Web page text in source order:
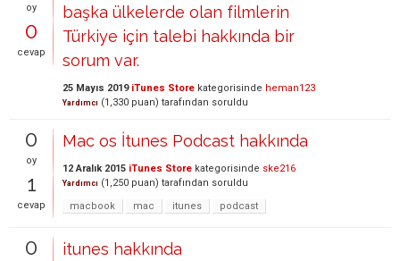
oy
0
cevap
başka ülkelerde olan filmlerin
Türkiye için talebi hakkında bir
sorum var.
25 Mayıs 2019 iTunes Store kategorisinde heman123
Yardımcı (1,330 puan) tarafından soruldu
0
oy
1
cevap
Mac os İtunes Podcast hakkında
12 Aralık 2015 iTunes Store kategorisinde ske216
Yardımcı (1,250 puan) tarafından soruldu
macbook
mac itunes podcast
0 itunes hakkında